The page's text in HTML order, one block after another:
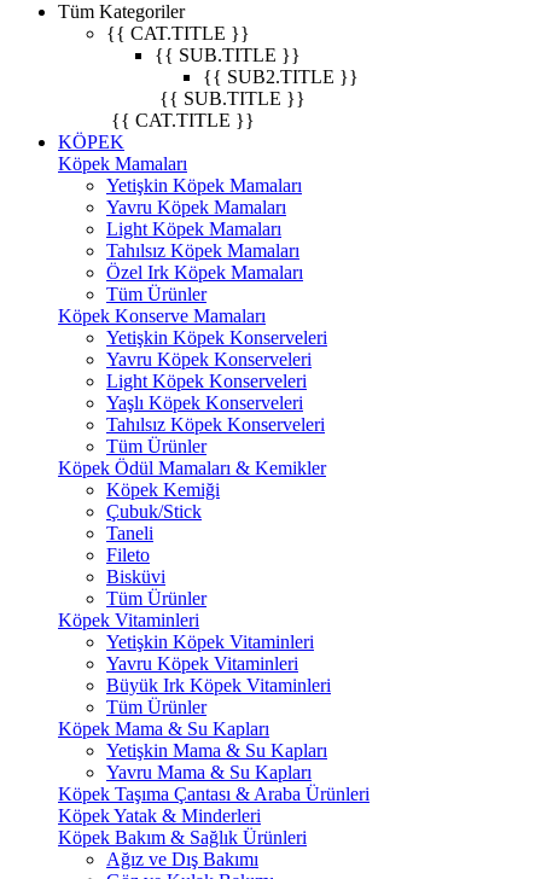
Tüm Kategoriler
{{ CAT.TITLE }}
{{ SUB.TITLE }}
{{ SUB2.TITLE }}
{{ SUB.TITLE }}
{{ CAT.TITLE }}
KÖPEK
Köpek Mamaları
Yetişkin Köpek Mamaları
Yavru Köpek Mamaları
Light Köpek Mamaları
Tahılsız Köpek Mamaları
Özel Irk Köpek Mamaları
Tüm Ürünler
Köpek Konserve Mamaları
Yetişkin Köpek Konserveleri
Yavru Köpek Konserveleri
Light Köpek Konserveleri
Yaşlı Köpek Konserveleri
Tahılsız Köpek Konserveleri
Tüm Ürünler
Köpek Ödül Mamaları & Kemikler
Köpek Kemiği
Çubuk/Stick
Taneli
Fileto
Bisküvi
Tüm Ürünler
Köpek Vitaminleri
Yetişkin Köpek Vitaminleri
Yavru Köpek Vitaminleri
Büyük Irk Köpek Vitaminleri
Tüm Ürünler
Köpek Mama & Su Kapları
Yetişkin Mama & Su Kapları
Yavru Mama & Su Kapları
Köpek Taşıma Çantası & Araba Ürünleri
Köpek Yatak & Minderleri
Köpek Bakım & Sağlık Ürünleri
Ağız ve Dış Bakımı